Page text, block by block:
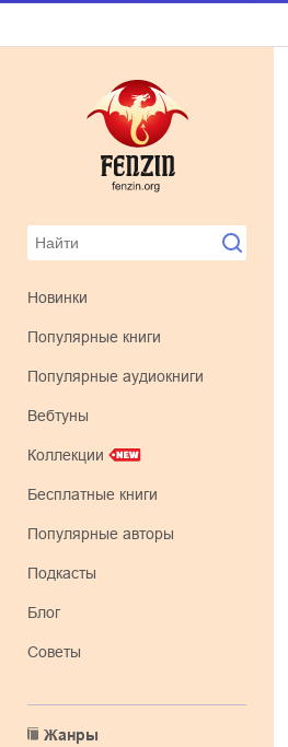
Новинки
Популярные книги
Популярные аудиокниги
Вебтуны
Коллекции
Бесплатные книги
Популярные авторы
Подкасты
Блог
Советы
Жанры